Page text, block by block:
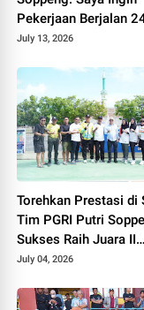
Pekerjaan Berjalan
July 13, 2026
Torehkan Prestasi di
Tim PGRI Putri
Sukses Raih Juara II
Pickleball
July 04, 2026